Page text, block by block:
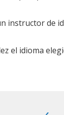
instructor de
el idioma